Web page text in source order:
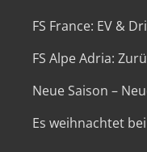
FS France: EV &
FS Alpe Adria:
Neue Saison –
Es weihnachtet